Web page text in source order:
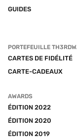
GUIDES
PORTEFEUILLE
CARTES DE FIDÉLITÉ
CARTE-CADEAUX
AWARDS
ÉDITION 2022
ÉDITION 2020
ÉDITION 2019